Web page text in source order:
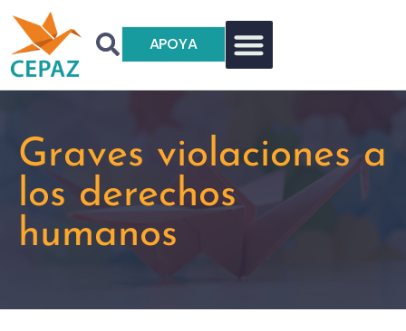
APOYA
Graves violaciones a
los derechos
humanos